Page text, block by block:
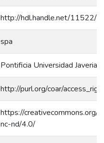
http://hdl.handle.net/11522/
spa
Pontificia Universidad
http://purl.org/coar/
https://creativecommons.org/
nc-nd/4.0/